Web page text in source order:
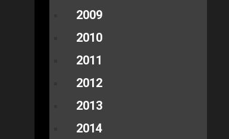
2009
2010
2011
2012
2013
2014